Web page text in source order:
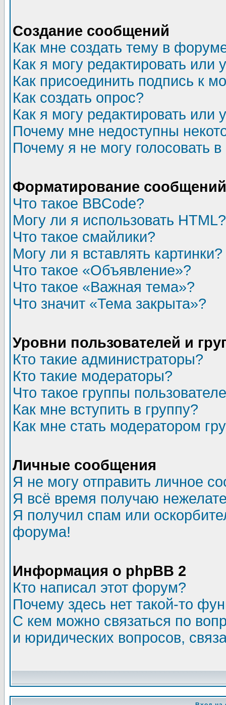
Создание сообщений
Как мне создать тему в
Как я могу редактировать или
Как присоединить подпись к
Как создать опрос?
Как я могу редактировать или
Почему мне недоступны
Почему я не могу голосовать
Форматирование
Что такое BBCode?
Могу ли я использовать HTML?
Что такое смайлики?
Могу ли я вставлять картинки?
Что такое «Объявление»?
Что такое «Важная тема»?
Что значит «Тема закрыта»?
Уровни пользователей и
Кто такие администраторы?
Кто такие модераторы?
Что такое группы
Как мне вступить в группу?
Как мне стать модератором
Личные сообщения
Я не могу отправить личное
Я всё время получаю
Я получил спам или
форума!
Информация о phpBB 2
Кто написал этот форум?
Почему здесь нет такой-то
С кем можно связаться по
и юридических вопросов,